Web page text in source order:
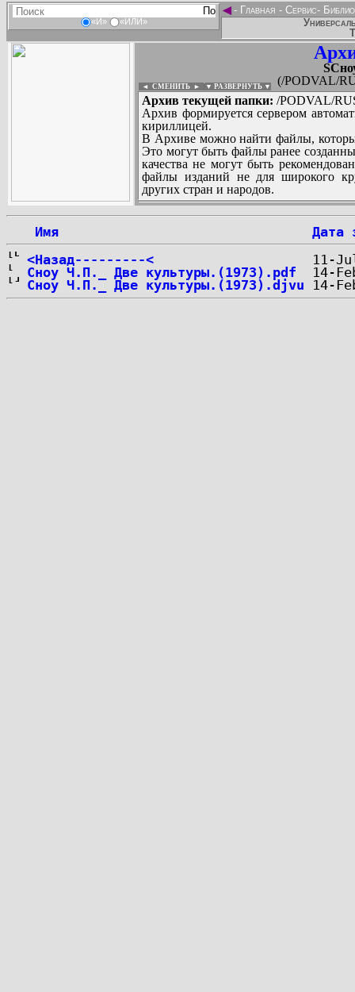
«И» «ИЛИ»
◄- Главная - Сервис-
(/PODVAL/
◄ СМЕНИТЬ ► ▼ РАЗВЕРНУТЬ ▼
Архив текущей папки: /PODVAL/
Архив формируется сервером
кириллицей.
В Архиве можно найти файлы,
Это могут быть файлы ранее
качества не могут быть
файлы изданий не для широкого
других стран и народов.
Имя
Дата
<Назад---------<
Сноу Ч.П._ Две культуры.(1973).pdf
Сноу Ч.П._ Две культуры.(1973).djvu